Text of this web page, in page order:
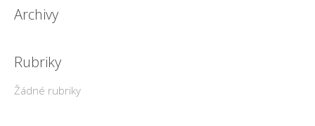
Archivy
Rubriky
Žádné rubriky